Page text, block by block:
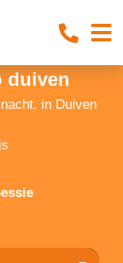
duiven
in Duiven